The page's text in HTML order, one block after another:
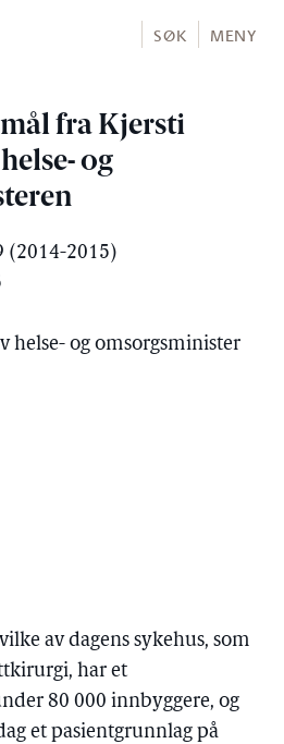
SØK MENY
fra Kjersti
og
(2014-2015)
helse- og omsorgsminister
av dagens sykehus, som
har et
80 000 innbyggere, og
et pasientgrunnlag på